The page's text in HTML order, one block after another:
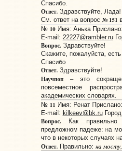
Спасибо.
Ответ.Здравствуйте, Лада!
См. ответ на вопрос № 151
№ 10Имя: Анька
E-mail: 22227@rambler.ru
Вопрос.Здравствуйте!
Скажите, пожалуйста,
Спасибо
Ответ.Здравствуйте!
Научпоп– это
повсеместное
академических словарях.
№ 11 Имя: Ренат
E-mail: kilkeev@bk.ru
Вопрос.Как правильно
предложном падеже: на
что в некоторых случаях
Ответ.Правильно: на мосту